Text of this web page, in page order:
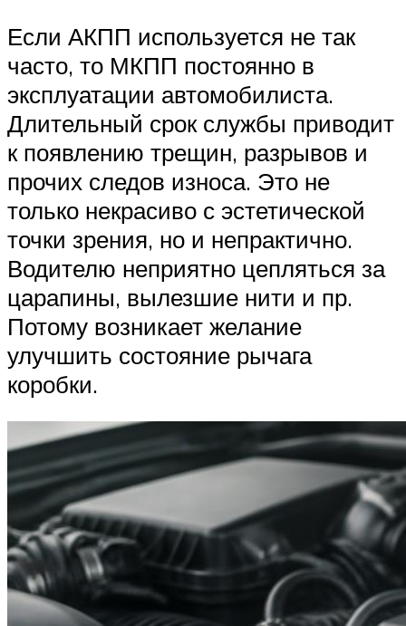
Если АКПП используется не так
часто, то МКПП постоянно в
эксплуатации автомобилиста.
Длительный срок службы приводит
к появлению трещин, разрывов и
прочих следов износа. Это не
только некрасиво с эстетической
точки зрения, но и непрактично.
Водителю неприятно цепляться за
царапины, вылезшие нити и пр.
Потому возникает желание
улучшить состояние рычага
коробки.